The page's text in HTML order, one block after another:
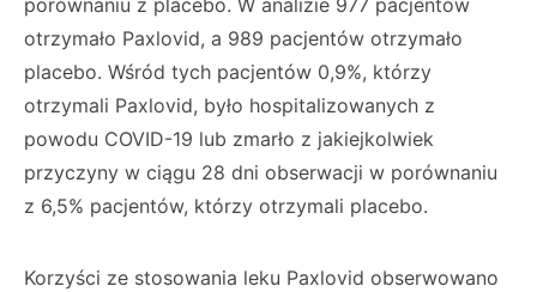
porównaniu z placebo. W analizie 977 pacjentów
otrzymało Paxlovid, a 989 pacjentów otrzymało
placebo. Wśród tych pacjentów 0,9%, którzy
otrzymali Paxlovid, było hospitalizowanych z
powodu COVID-19 lub zmarło z jakiejkolwiek
przyczyny w ciągu 28 dni obserwacji w porównaniu
z 6,5% pacjentów, którzy otrzymali placebo.
Korzyści ze stosowania leku Paxlovid obserwowano